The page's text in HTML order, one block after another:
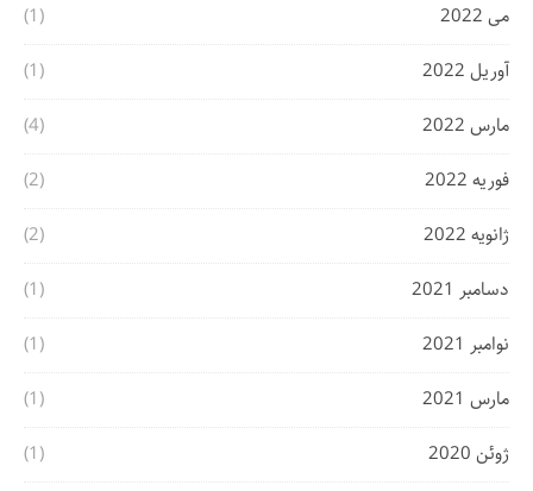
می 2022
(1)
آوریل 2022
(1)
مارس 2022
(4)
فوریه 2022
(2)
ژانویه 2022
(2)
دسامبر 2021
(1)
نوامبر 2021
(1)
مارس 2021
(1)
ژوئن 2020
(1)